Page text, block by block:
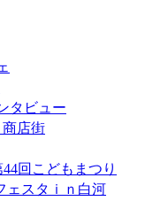
タビュー
店街
回こどもまつり
ェスタｉｎ白河